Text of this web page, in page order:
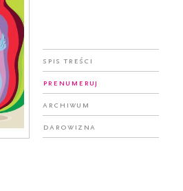
Spis treści
Prenumeruj
Archiwum
Darowizna